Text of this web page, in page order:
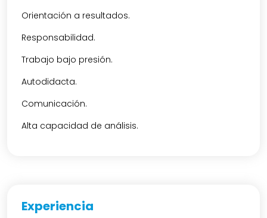
Orientación a resultados.
Responsabilidad.
Trabajo bajo presión.
Autodidacta.
Comunicación.
Alta capacidad de análisis.
Experiencia